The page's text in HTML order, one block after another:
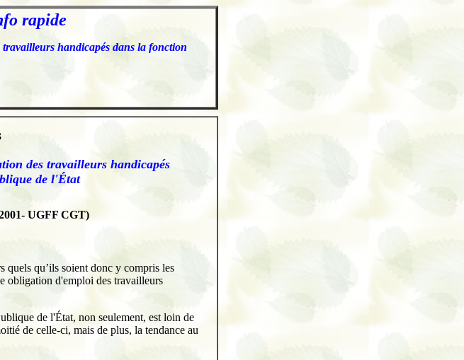
rapide
handicapés dans la fonction
des travailleurs handicapés
de l'État
UGFF CGT)
qu’ils soient donc y compris les
obligation d'emploi des travailleurs
de l'État, non seulement, est loin de
de celle-ci, mais de plus, la tendance au